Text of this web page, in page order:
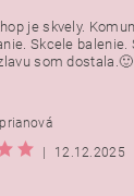
je skvely.
Skcele
som dostala.🙂
|
12.12.2025